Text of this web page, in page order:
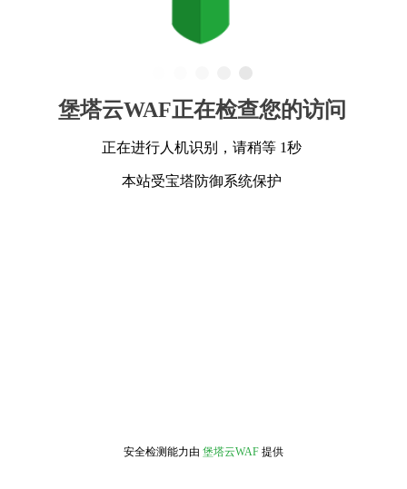
堡塔云WAF正在检查您的访问
正在进行人机识别，请稍等 1秒
本站受宝塔防御系统保护
安全检测能力由 堡塔云WAF 提供